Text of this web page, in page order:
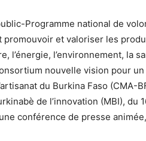
Programme national de
et valoriser les
l’énergie, l’environnement, la
nouvelle vision pour
du Burkina Faso (CMA-
de l’innovation (MBI), du
conférence de presse